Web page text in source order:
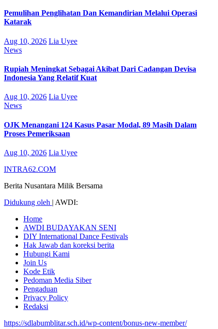
Pemulihan Penglihatan Dan Kemandirian Melalui Operasi
Katarak
Aug 10, 2026 Lia Uyee
News
Rupiah Meningkat Sebagai Akibat Dari Cadangan Devisa
Indonesia Yang Relatif Kuat
Aug 10, 2026 Lia Uyee
News
OJK Menangani 124 Kasus Pasar Modal, 89 Masih Dalam
Proses Pemeriksaan
Aug 10, 2026 Lia Uyee
INTRA62.COM
Berita Nusantara Milik Bersama
Didukung oleh | AWDI:
Home
AWDI BUDAYAKAN SENI
DIY International Dance Festivals
Hak Jawab dan koreksi berita
Hubungi Kami
Join Us
Kode Etik
Pedoman Media Siber
Pengaduan
Privacy Policy
Redaksi
https://sdlabumblitar.sch.id/wp-content/bonus-new-member/